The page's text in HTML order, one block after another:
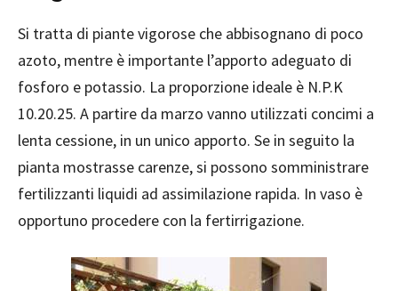
Si tratta di piante vigorose che abbisognano di poco
azoto, mentre è importante l’apporto adeguato di
fosforo e potassio. La proporzione ideale è N.P.K
10.20.25. A partire da marzo vanno utilizzati concimi a
lenta cessione, in un unico apporto. Se in seguito la
pianta mostrasse carenze, si possono somministrare
fertilizzanti liquidi ad assimilazione rapida. In vaso è
opportuno procedere con la fertirrigazione.